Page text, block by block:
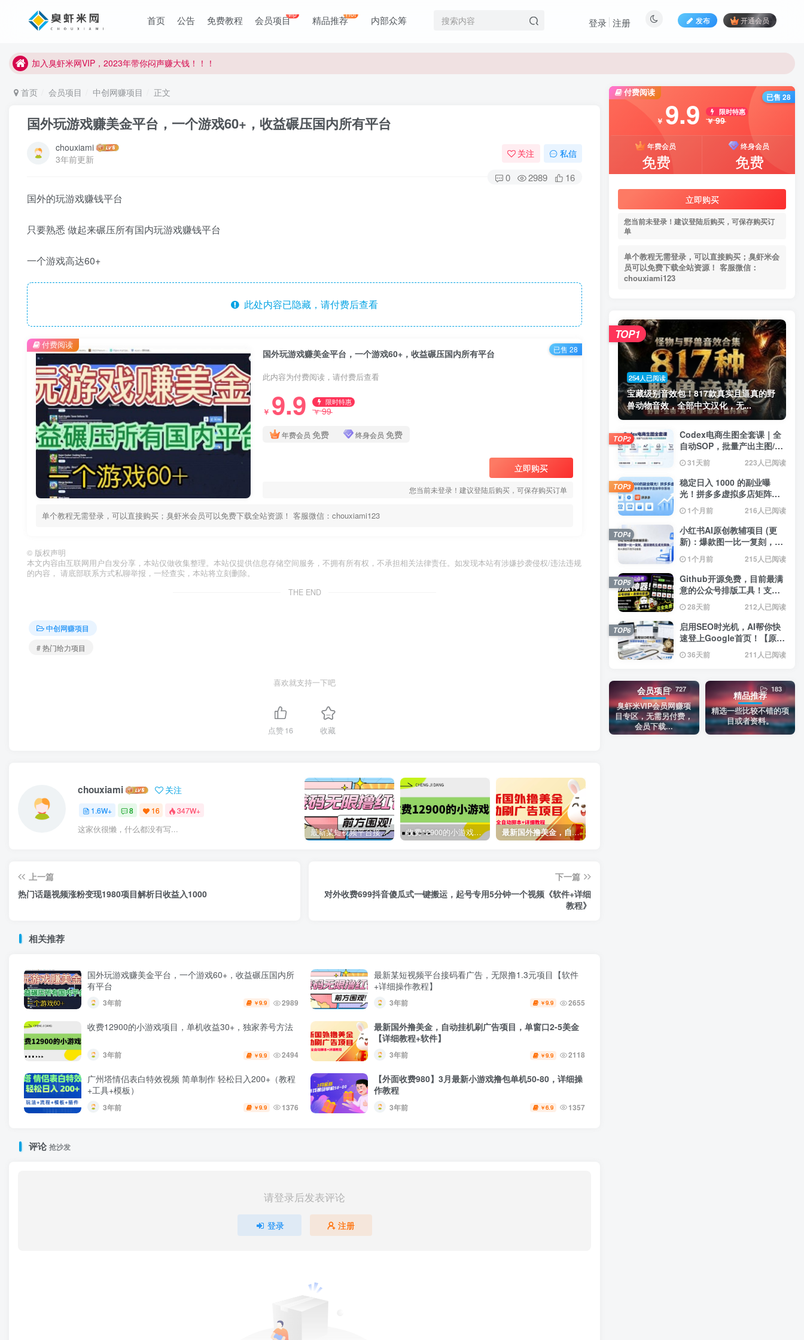
首页 公告 免费教程 会员项目vip 精品推荐Hot 内部众筹 发布 开通会员
登录 注册
加入臭虾米网VIP，2023年带你闷声赚大钱！！！
加入臭虾米网VIP，2023年带你闷声赚大钱！！！
首页 会员项目 中创网赚项目 正文
国外玩游戏赚美金平台，一个游戏60+，收益碾压国内所有平台
chouxiami
3年前更新
关注 私信
0 2989 16
国外的玩游戏赚钱平台
只要熟悉 做起来碾压所有国内玩游戏赚钱平台
一个游戏高达60+
此处内容已隐藏，请付费后查看
国外玩游戏赚美金平台，一个游戏60+，收益碾压国内所有平台
此内容为付费阅读，请付费后查看
￥ 9.9 限时特惠
￥99
年费会员 免费 终身会员 免费
立即购买
您当前未登录！建议登陆后购买，可保存购买订单
单个教程无需登录，可以直接购买；臭虾米会员可以免费下载全站资源！ 客服微信：chouxiami123
付费阅读 已售 28
© 版权声明
本文内容由互联网用户自发分享，本站仅做收集整理。本站仅提供信息存储空间服务，不拥有所有权，不承担相关法律责任。如发现本站有涉嫌抄袭侵权/违法违规
的内容， 请底部联系方式私聊举报，一经查实，本站将立刻删除。
THE END
中创网赚项目
# 热门给力项目
喜欢就支持一下吧
点赞16 收藏
chouxiami 关注
1.6W+ 8 16 347W+
这家伙很懒，什么都没有写... 最新某短视频平台接码看广告，无限撸1.3元项目【软件+详细操作教程】 收费12900的小游戏项目，单机收益30+，独家养号方法 最新国外撸美金，自动挂机刷广告项目，单窗口2-5美金【详细教程+软件】
2118
上一篇
热门话题视频涨粉变现1980项目解析日收益入1000
下一篇
对外收费699抖音傻瓜式一键搬运，起号专用5分钟一个视频《软件+详细
教程》
相关推荐
国外玩游戏赚美金平台，一个游戏60+，收益碾压国内所
有平台
3年前 ￥9.9 2989
最新某短视频平台接码看广告，无限撸1.3元项目【软件
+详细操作教程】
3年前 ￥9.9 2655
收费12900的小游戏项目，单机收益30+，独家养号方法
3年前 ￥9.9 2494
最新国外撸美金，自动挂机刷广告项目，单窗口2-5美金
【详细教程+软件】
3年前 ￥9.9 2118
广州塔情侣表白特效视频 简单制作 轻松日入200+（教程
+工具+模板）
3年前 ￥9.9 1376
【外面收费980】3月最新小游戏撸包单机50-80，详细操
作教程
3年前 ￥6.9 1357
评论抢沙发
请登录后发表评论
登录 注册
付费阅读
￥ 9.9 限时特惠
￥99
年费会员
免费
终身会员
免费
立即购买
您当前未登录！建议登陆后购买，可保存购买订
单
单个教程无需登录，可以直接购买；臭虾米会
员可以免费下载全站资源！ 客服微信：
chouxiami123
已售 28
254人已阅读
宝藏级别音效包！817款真实且逼真的野
兽动物音效，全部中文汉化，无...
TOP1
Codex电商生图全套课｜全
自动SOP，批量产出主图/海
报/小红书封面素材
31天前 223人已阅读
TOP2
稳定日入 1000 的副业曝
光！拼多多虚拟多店矩阵，
全套实操教学直接带你落地
1个月前 216人已阅读
TOP3
小红书AI原创教辅项目 (更
新)：爆款图一比一复刻，题
目随机生成无限换，纯AI原
创不用手动排版
1个月前 215人已阅读
TOP4
Github开源免费，目前最满
意的公众号排版工具！支持
实时预览，排版超美观且带
表情包管理功能
28天前 212人已阅读
TOP5
启用SEO时光机，AI帮你快
速登上Google首页！【原创
双语字幕】
36天前 211人已阅读
TOP6
会员项目
臭虾米VIP会员网赚项
目专区，无需另付费，
会员下载...
727
精品推荐
精选一些比较不错的项
目或者资料。
183